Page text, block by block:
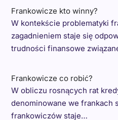
Frankowicze kto winny?
W kontekście problematyki
zagadnieniem staje się
trudności finansowe
Frankowicze co robić?
W obliczu rosnących rat
denominowane we frankach
frankowiczów staje…